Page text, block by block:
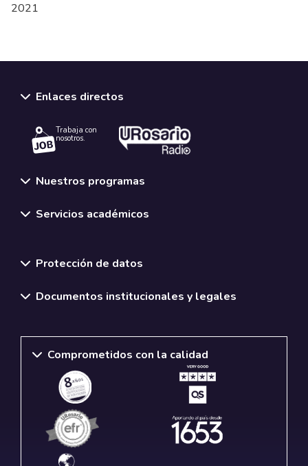
2021
Enlaces directos
Trabaja con
nosotros.
Nuestros programas
Servicios académicos
Protección de datos
Documentos institucionales y legales
Comprometidos con la calidad